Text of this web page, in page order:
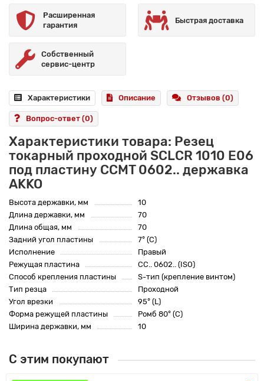
Расширенная
гарантия
Быстрая доставка
Собственный
сервис-центр
Характеристики Описание Отзывов (0)
Вопрос-ответ (0)
Характеристики товара: Резец
токарный проходной SCLCR 1010 E06
под пластину CCMT 0602.. державка
AKKO
Высота державки, мм
10
Длина державки, мм
70
Длина общая, мм
70
Задний угол пластины
7° (C)
Исполнение
Правый
Режущая пластина
CC.. 0602.. (ISO)
Способ крепления пластины
S-тип (крепление винтом)
Тип резца
Проходной
Угол врезки
95° (L)
Форма режущей пластины
Ромб 80° (C)
Ширина державки, мм
10
С этим покупают